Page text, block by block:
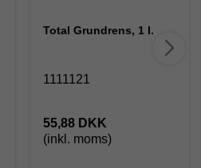
Total Grundrens, 1 l.
1111121
55,88 DKK
(inkl. moms)